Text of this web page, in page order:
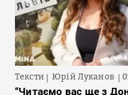
Тексти Юрій Луканов
“Читаємо вас ще з